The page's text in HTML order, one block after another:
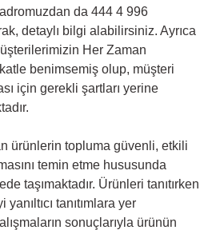
da 444 4 996
detaylı bilgi alabilirsiniz. Ayrıca
Her Zaman
benimsemiş olup, müşteri
için gerekli şartları yerine
ürünlerin topluma güvenli, etkili
temin etme hususunda
taşımaktadır. Ürünleri tanıtırken
tanıtımlara yer
sonuçlarıyla ürünün